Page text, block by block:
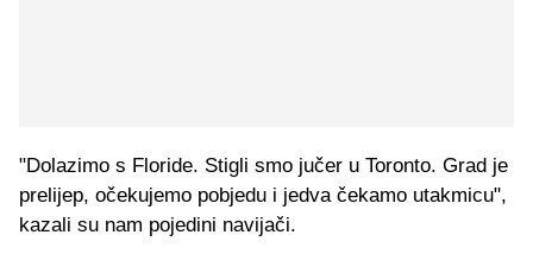
"Dolazimo s Floride. Stigli smo jučer u Toronto. Grad je
prelijep, očekujemo pobjedu i jedva čekamo utakmicu",
kazali su nam pojedini navijači.